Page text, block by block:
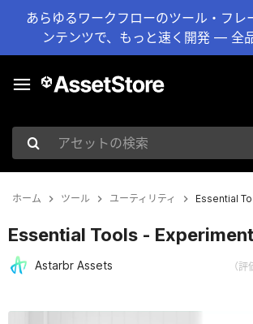
あらゆるワークフローのツール・フレ
ンテンツで、もっと速く開発 — 全
アセットの検索
ホーム ツール ユーティリティ Essential
Essential Tools - Experiment
Astarbr Assets （